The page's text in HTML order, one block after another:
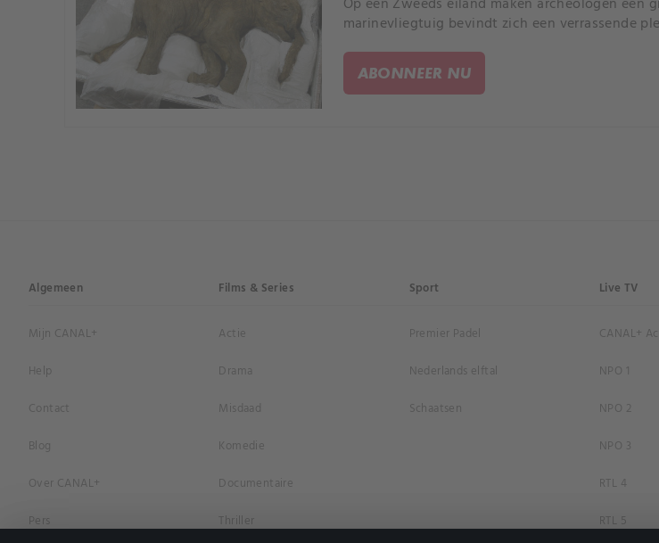
marinevliegtuig bevindt zich een verrassende
ABONNEER NU
Algemeen
Mijn CANAL+
Help
Contact
Blog
Over CANAL+
Pers
Films & Series
Actie
Drama
Misdaad
Komedie
Documentaire
Thriller
Sport
Premier Padel
Nederlands elftal
Schaatsen
Live TV
CANAL+
NPO 1
NPO 2
NPO 3
RTL 4
RTL 5